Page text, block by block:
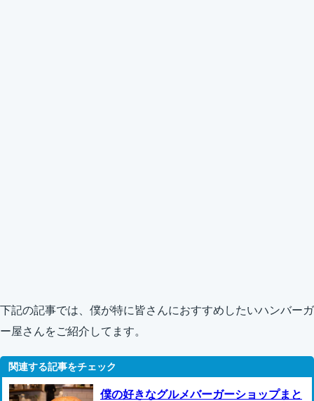
下記の記事では、僕が特に皆さんにおすすめしたいハンバーガ
ー屋さんをご紹介してます。
僕の好きなグルメバーガーショップまと